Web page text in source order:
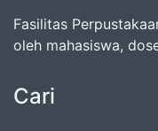
Fasilitas
oleh mahasiswa,
Cari